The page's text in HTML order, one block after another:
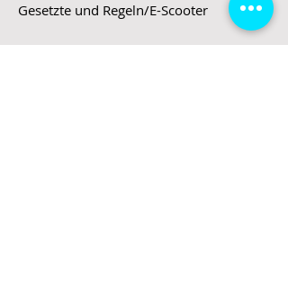
Gesetzte und Regeln/E-Scooter